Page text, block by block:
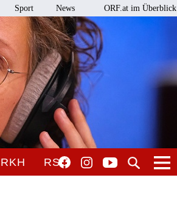
Sport News ORF.at im Überblick
RKH RSO